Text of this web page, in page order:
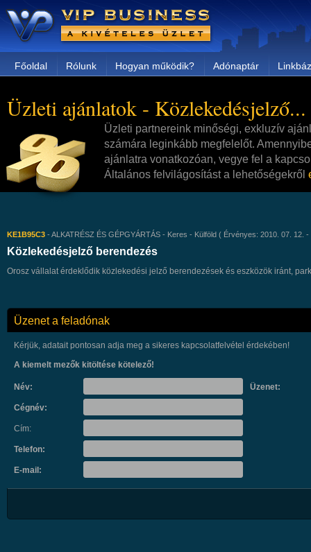
Főoldal Rólunk Hogyan működik? Adónaptár
Üzleti ajánlatok - Közlekedésjelző...
Üzleti partnereink minőségi, exkluzív
számára leginkább megfelelőt.
ajánlatra vonatkozóan, vegye fel a
Általános felvilágosítást a lehetőségekről
KE1B95C3 - ALKATRÉSZ ÉS GÉPGYÁRTÁS - Keres - Külföld ( Érvényes: 2010. 07. 12.
Közlekedésjelző berendezés
Orosz vállalat érdeklődik közlekedési jelző berendezések és eszközök iránt,
Üzenet a feladónak
Kérjük, adatait pontosan adja meg a sikeres kapcsolatfelvétel érdekében!
A kiemelt mezők kitöltése kötelező!
Név:
Cégnév:
Cím:
Telefon:
E-mail:
Üzenet: